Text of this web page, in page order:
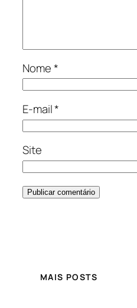
Nome*
E-mail*
Site
MAIS POSTS